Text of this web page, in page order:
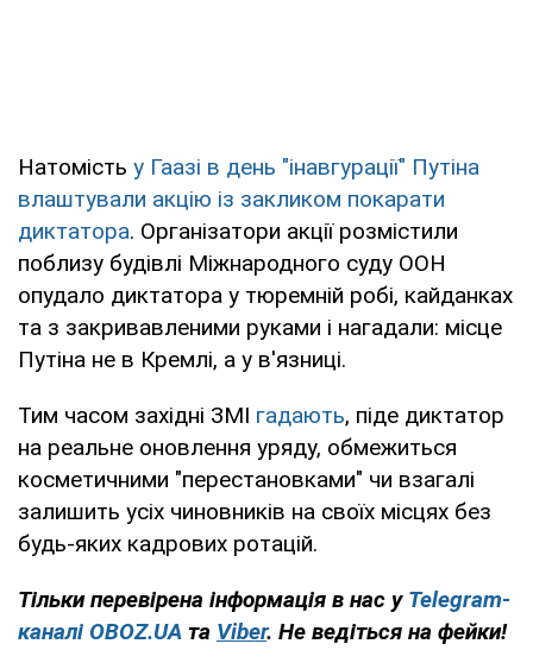
Натомість у Гаазі в день "інавгурації" Путіна
влаштували акцію із закликом покарати
диктатора. Організатори акції розмістили
поблизу будівлі Міжнародного суду ООН
опудало диктатора у тюремній робі, кайданках
та з закривавленими руками і нагадали: місце
Путіна не в Кремлі, а у в'язниці.
Тим часом західні ЗМІ гадають, піде диктатор
на реальне оновлення уряду, обмежиться
косметичними "перестановками" чи взагалі
залишить усіх чиновників на своїх місцях без
будь-яких кадрових ротацій.
Тільки перевірена інформація в нас у Telegram-
каналі OBOZ.UA та Viber. Не ведіться на фейки!